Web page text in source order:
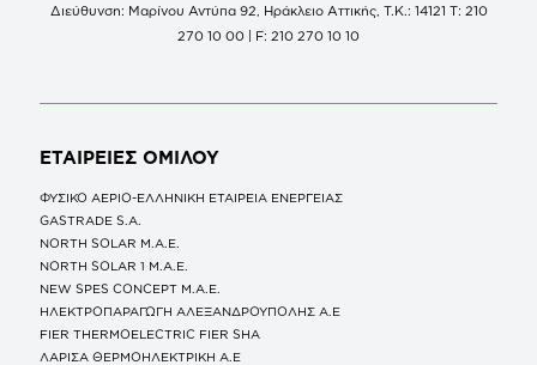
Διεύθυνση: Μαρίνου Αντύπα 92, Ηράκλειο Αττικής, Τ.Κ.: 14121 Τ: 210
270 10 00 | F: 210 270 10 10
ΕΤΑΙΡΕΙΕΣ ΟΜΙΛΟΥ
ΦΥΣΙΚΟ ΑΕΡΙΟ-ΕΛΛΗΝΙΚΗ ΕΤΑΙΡΕΙΑ ΕΝΕΡΓΕΙΑΣ
GASTRADE S.A.
NORTH SOLAR M.Α.Ε.
NORTH SOLAR 1 M.Α.Ε.
NEW SPES CONCEPT Μ.Α.Ε.
ΗΛΕΚΤΡΟΠΑΡΑΓΩΓΗ ΑΛΕΞΑΝΔΡΟΥΠΟΛΗΣ A.E
FIER THERMOELECTRIC FIER SHA
ΛΑΡΙΣΑ ΘΕΡΜΟΗΛΕΚΤΡΙΚΗ A.E